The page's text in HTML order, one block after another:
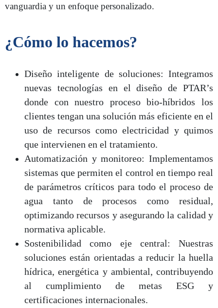
vanguardia y un enfoque personalizado.
¿Cómo lo hacemos?
Diseño inteligente de soluciones: Integramos
nuevas tecnologías en el diseño de PTAR’s
donde con nuestro proceso bio-híbridos los
clientes tengan una solución más eficiente en el
uso de recursos como electricidad y quimos
que intervienen en el tratamiento.
Automatización y monitoreo: Implementamos
sistemas que permiten el control en tiempo real
de parámetros críticos para todo el proceso de
agua tanto de procesos como residual,
optimizando recursos y asegurando la calidad y
normativa aplicable.
Sostenibilidad como eje central: Nuestras
soluciones están orientadas a reducir la huella
hídrica, energética y ambiental, contribuyendo
al cumplimiento de metas ESG y
certificaciones internacionales.